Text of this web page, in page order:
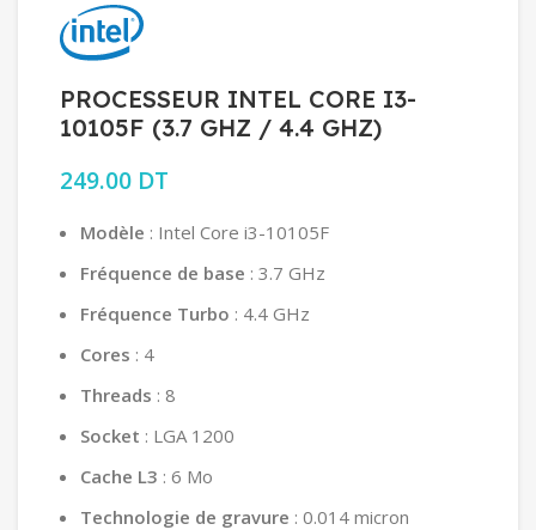
PROCESSEUR INTEL CORE I3-
10105F (3.7 GHZ / 4.4 GHZ)
249.00 DT
Modèle : Intel Core i3-10105F
Fréquence de base : 3.7 GHz
Fréquence Turbo : 4.4 GHz
Cores : 4
Threads : 8
Socket : LGA 1200
Cache L3 : 6 Mo
Technologie de gravure : 0.014 micron